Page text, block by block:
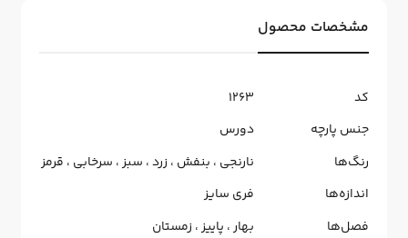
مشخصات محصول
کد
1263
جنس پارچه
دورس
رنگ‌ها
نارنجی ، بنفش ، زرد، سبز، سرخابی ، قرمز
اندازه‌ها
فری سایز
فصل‌ها
بهار، پاییز، زمستان